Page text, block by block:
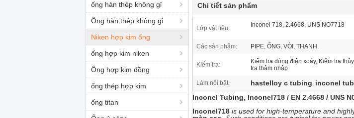
ống hàn thép không gỉ
Ống hàn thép không gỉ
Niken hợp kim ống
ống hợp kim niken
Ống hợp kim đồng
ống thép hợp kim
ống titan
Chi tiết sản phẩm
Lớp vật liệu: Inconel 718, 2.4668, UNS NO7718
Các sản phẩm: PIPE, ỐNG, VÒI, THANH.
Kiểm tra:
Kiểm tra dòng điện xoáy, Kiểm tra
tra thâm nhập
Làm nổi bật: hastelloy c tubing, inconel
Inconel Tubing, Inconel718 / EN 2.4668 / UNS
Inconel718 is used for high-temperature and